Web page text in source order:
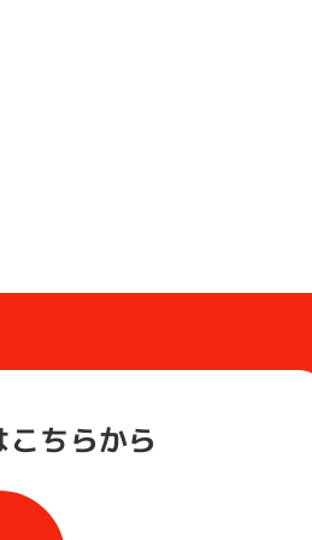
こちらから